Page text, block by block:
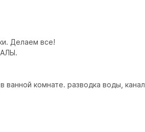
Делаем все!
комнате. разводка воды,